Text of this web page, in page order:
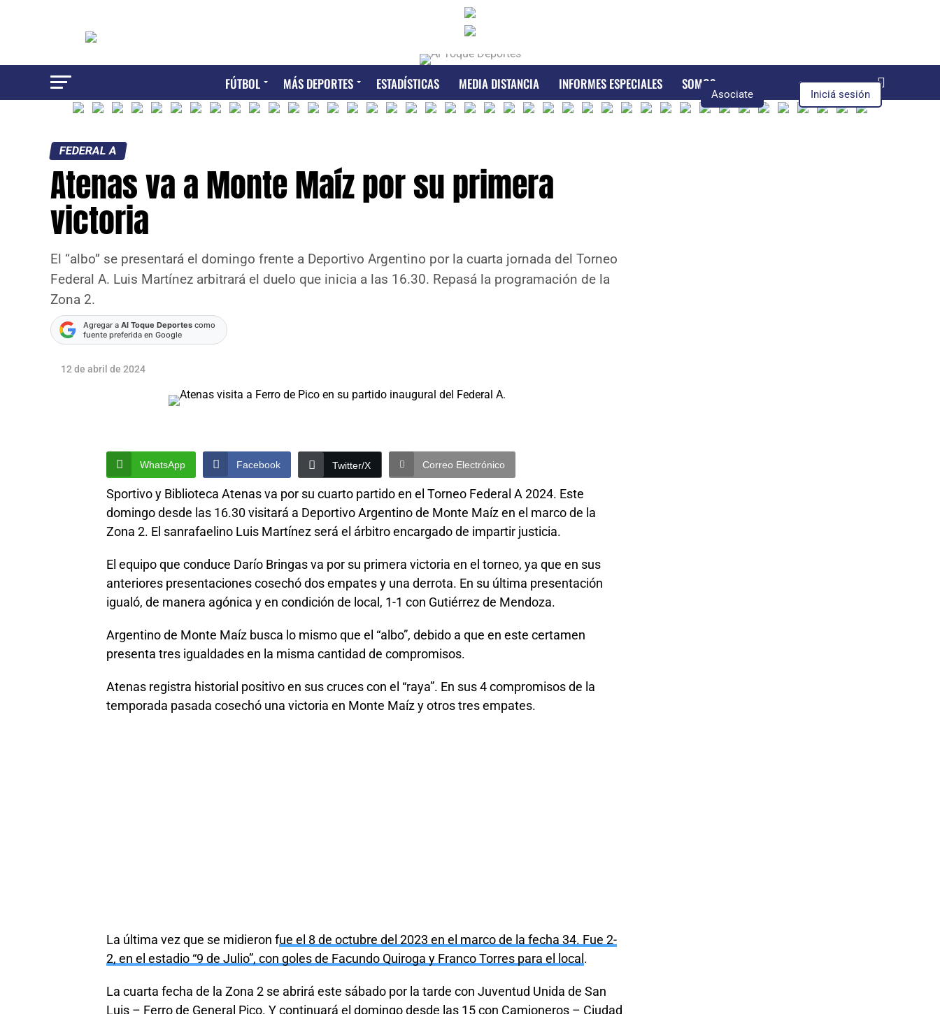
Asociate Iniciá sesión
FÚTBOL MÁS DEPORTES ESTADÍSTICAS MEDIA DISTANCIA INFORMES ESPECIALES SOMOS
FEDERAL A
Atenas va a Monte Maíz por su primera
victoria
El “albo” se presentará el domingo frente a Deportivo Argentino por la cuarta jornada del Torneo
Federal A. Luis Martínez arbitrará el duelo que inicia a las 16.30. Repasá la programación de la
Zona 2.
Agregar a Al Toque Deportes como
fuente preferida en Google
12 de abril de 2024
WhatsApp Facebook Twitter/X Correo Electrónico
Sportivo y Biblioteca Atenas va por su cuarto partido en el Torneo Federal A 2024. Este
domingo desde las 16.30 visitará a Deportivo Argentino de Monte Maíz en el marco de la
Zona 2. El sanrafaelino Luis Martínez será el árbitro encargado de impartir justicia.
El equipo que conduce Darío Bringas va por su primera victoria en el torneo, ya que en sus
anteriores presentaciones cosechó dos empates y una derrota. En su última presentación
igualó, de manera agónica y en condición de local, 1-1 con Gutiérrez de Mendoza.
Argentino de Monte Maíz busca lo mismo que el “albo”, debido a que en este certamen
presenta tres igualdades en la misma cantidad de compromisos.
Atenas registra historial positivo en sus cruces con el “raya”. En sus 4 compromisos de la
temporada pasada cosechó una victoria en Monte Maíz y otros tres empates.
La última vez que se midieron fue el 8 de octubre del 2023 en el marco de la fecha 34. Fue 2-
2, en el estadio “9 de Julio”, con goles de Facundo Quiroga y Franco Torres para el local .
La cuarta fecha de la Zona 2 se abrirá este sábado por la tarde con Juventud Unida de San
Luis – Ferro de General Pico. Y continuará el domingo desde las 15 con Camioneros – Ciudad